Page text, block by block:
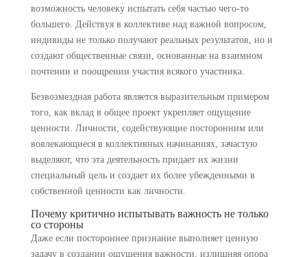
возможность человеку испытать себя частью чего-то
большего. Действуя в коллективе над важной вопросом,
индивиды не только получают реальных результатов, но и
создают общественные связи, основанные на взаимном
почтении и поощрении участия всякого участника.
Безвозмездная работа является выразительным примером
того, как вклад в общее проект укрепляет ощущение
ценности. Личности, содействующие посторонним или
вовлекающиеся в коллективных начинаниях, зачастую
выделяют, что эта деятельность придает их жизни
специальный цель и создает их более убежденными в
собственной ценности как личности.
Почему критично испытывать важность не только
со стороны
Даже если постороннее признание выполняет ценную
задачу в создании ощущения важности, излишняя опора